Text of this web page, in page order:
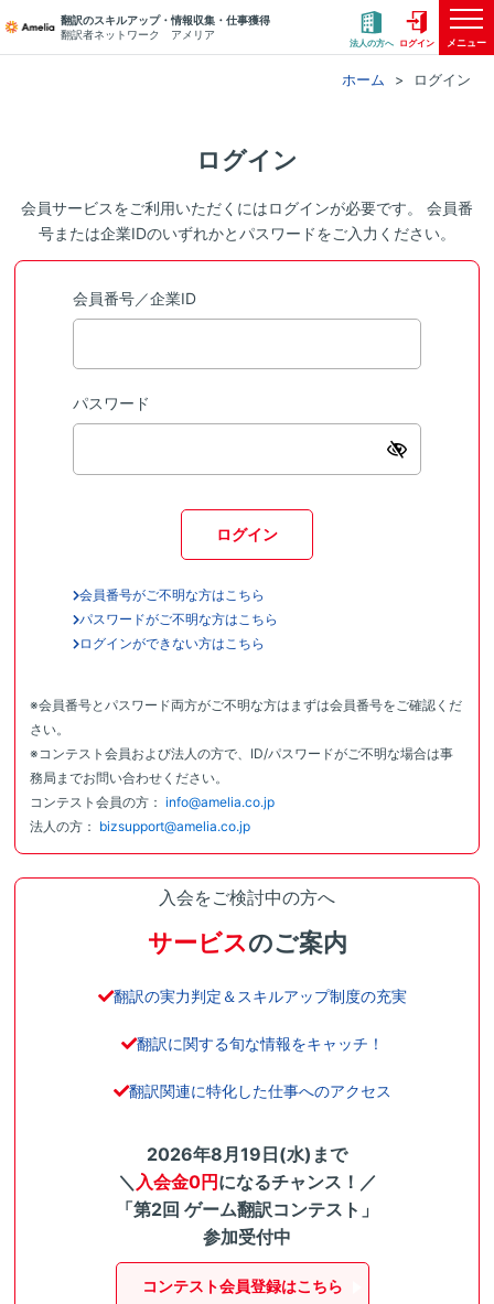
翻訳のスキルアップ・情報収集・仕事獲得
翻訳者ネットワーク アメリア
法人の方へ ログイン メニュー
ホーム ログイン
ログイン
会員サービスをご利用いただくにはログインが必要です。 会員番
号または企業IDのいずれかとパスワードをご入力ください。
会員番号／企業ID
パスワード
ログイン
会員番号がご不明な方はこちら
パスワードがご不明な方はこちら
ログインができない方はこちら
※会員番号とパスワード両方がご不明な方はまずは会員番号をご確認くだ
さい。
※コンテスト会員および法人の方で、ID/パスワードがご不明な場合は事
務局までお問い合わせください。
コンテスト会員の方： info@amelia.co.jp
法人の方： bizsupport@amelia.co.jp
入会をご検討中の方へ
サービスのご案内
翻訳の実力判定＆スキルアップ制度の充実
翻訳に関する旬な情報をキャッチ！
翻訳関連に特化した仕事へのアクセス
2026年8月19日(水)まで
＼ 入会金0円になるチャンス！／
「第2回 ゲーム翻訳コンテスト」
参加受付中
コンテスト会員登録はこちら